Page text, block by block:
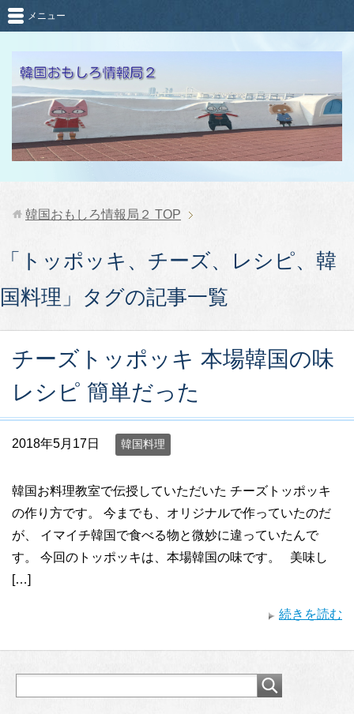
メニュー
韓国おもしろ情報局２ TOP
「トッポッキ、チーズ、レシピ、韓
国料理」タグの記事一覧
チーズトッポッキ 本場韓国の味
レシピ 簡単だった
2018年5月17日 韓国料理
韓国お料理教室で伝授していただいた チーズトッポッキ
の作り方です。 今までも、オリジナルで作っていたのだ
が、 イマイチ韓国で食べる物と微妙に違っていたんで
す。 今回のトッポッキは、本場韓国の味です。 美味し
[…]
続きを読む